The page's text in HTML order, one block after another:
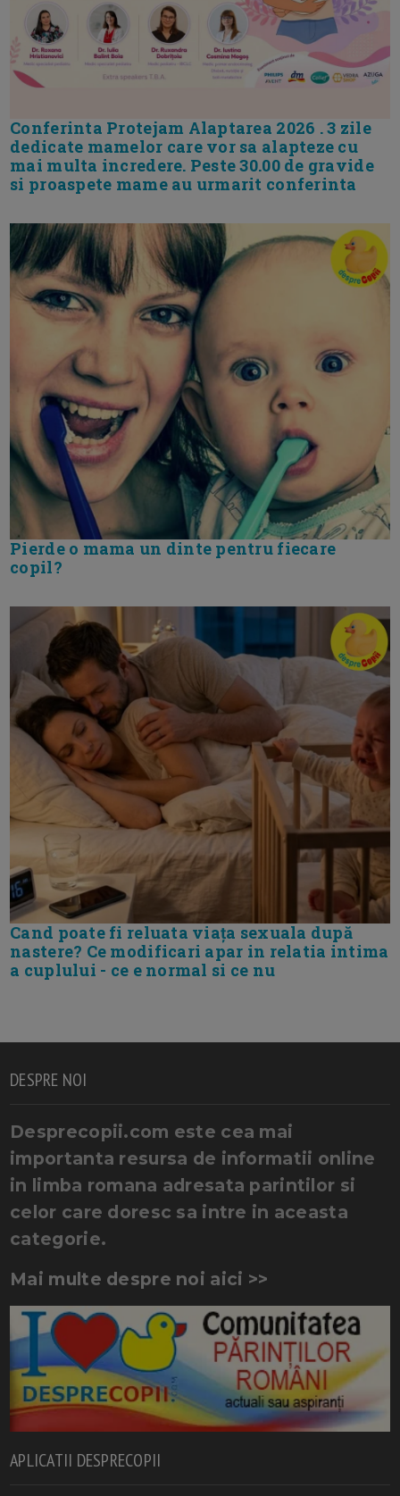
Conferinta Protejam Alaptarea 2026 . 3 zile
dedicate mamelor care vor sa alapteze cu
mai multa incredere. Peste 30.00 de gravide
si proaspete mame au urmarit conferinta
Pierde o mama un dinte pentru fiecare
copil?
Cand poate fi reluata viața sexuala după
nastere? Ce modificari apar in relatia intima
a cuplului - ce e normal si ce nu
DESPRE NOI
Desprecopii.com este cea mai
importanta resursa de informatii online
in limba romana adresata parintilor si
celor care doresc sa intre in aceasta
categorie.
Mai multe despre noi aici >>
APLICATII DESPRECOPII